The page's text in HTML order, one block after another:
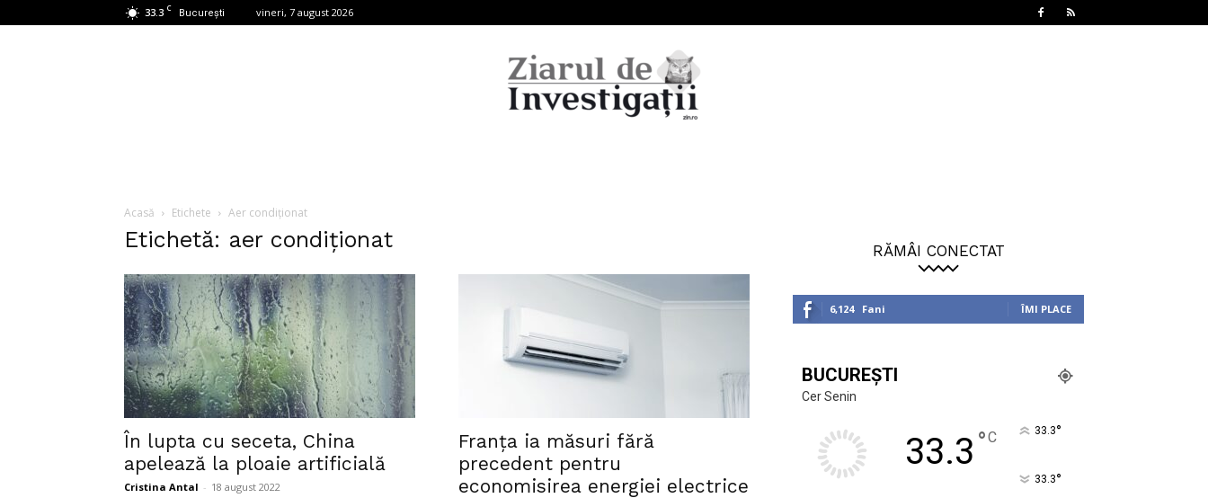
33.3 C București vineri, 7 august 2026
Investigații
Acasă Etichete Aer condiționat
Etichetă: aer condiționat
În lupta cu seceta, China
apelează la ploaie artificială
Cristina Antal - 18 august 2022
Franța ia măsuri fără
precedent pentru
economisirea energiei electrice
RĂMÂI CONECTAT
6,124 Fani ÎMI PLACE
BUCUREȘTI
Cer Senin
33.3 °C 33.3°
33.3°